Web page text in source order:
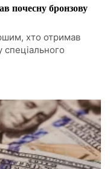
почесну бронзову
хто отримав
спеціального